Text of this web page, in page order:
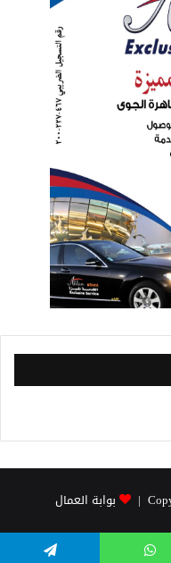
بوابة العمال